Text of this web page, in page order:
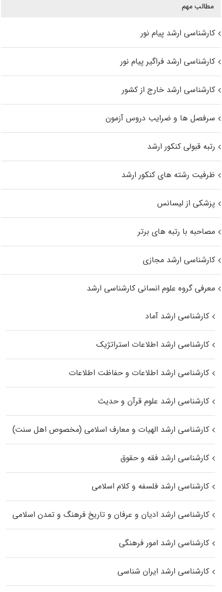
مطالب مهم
کارشناسی ارشد پیام نور
کارشناسی ارشد فراگیر پیام نور
کارشناسی ارشد خارج از کشور
سرفصل ها و ضرایب دروس آزمون
رتبه قبولی کنکور ارشد
ظرفیت رشته های کنکور ارشد
پزشکی از لیسانس
مصاحبه با رتبه های برتر
کارشناسی ارشد مجازی
معرفی گروه علوم انسانی کارشناسی ارشد
کارشناسی ارشد آماد
کارشناسی ارشد اطلاعات استراتژیک
کارشناسی ارشد اطلاعات و حفاظت اطلاعات
کارشناسی ارشد علوم قرآن و حدیث
کارشناسی ارشد الهیات و معارف اسلامی (مخصوص اهل سنت)
کارشناسی ارشد فقه و حقوق
کارشناسی ارشد فلسفه و کلام اسلامی
کارشناسی ارشد ادیان و عرفان و تاریخ فرهنگ و تمدن اسلامی
کارشناسی ارشد امور فرهنگی
کارشناسی ارشد ایران شناسی